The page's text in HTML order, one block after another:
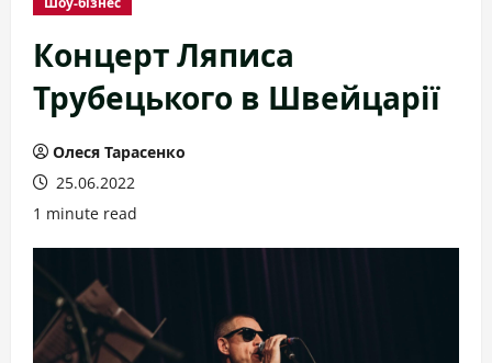
Концерт Ляписа
Трубецького в Швейцарії
Олеся Тарасенко
25.06.2022
1 minute read